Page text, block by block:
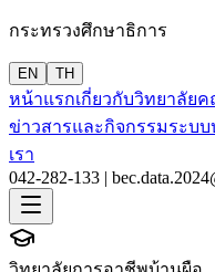
กระทรวงศึกษาธิการ
EN TH
หน้าแรกเกี่ยวกับวิทยาลัยค
ข่าวสารและกิจกรรมระบ
เรา
042-282-133 |